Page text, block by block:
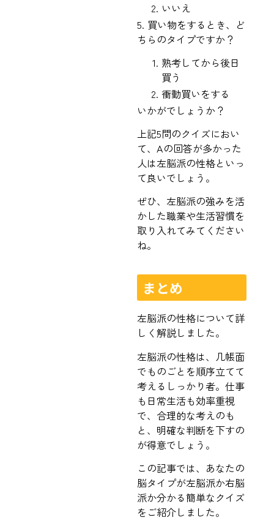
いいえ
5. 買い物をするとき、ど
ちらのタイプですか？
熟考してから後日
買う
衝動買いをする
いかがでしょうか？
上記5問のクイズにおい
て、Aの回答が多かった
人は左脳派の性格といっ
て良いでしょう。
ぜひ、左脳派の強みを活
かした職業や生活習慣を
取り入れてみてください
ね。
まとめ
左脳派の性格について詳
しく解説しました。
左脳派の性格は、几帳面
でものごとを順序立てて
考えるしっかり者。仕事
も日常生活も効率重視
で、合理的な考えのも
と、明確な判断を下すの
が得意でしょう。
この記事では、あなたの
脳タイプが左脳派か右脳
派か分かる簡単なクイズ
をご紹介しました。